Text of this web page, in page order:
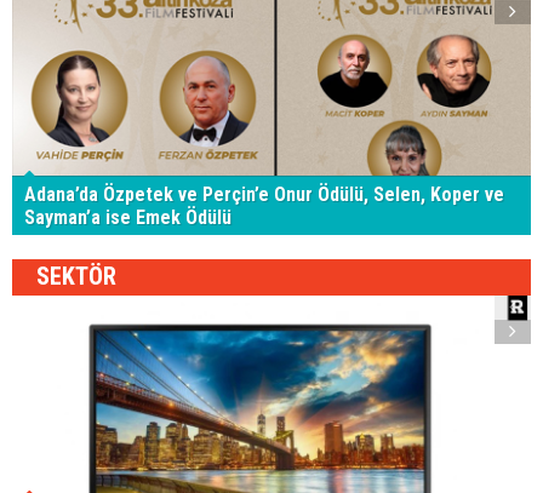
Adana’da Özpetek ve Perçin’e Onur Ödülü, Selen, Koper ve
Sayman’a ise Emek Ödülü
SEKTÖR